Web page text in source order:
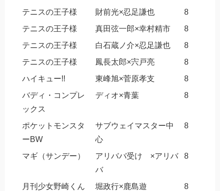
テニスの王子様
財前光×忍足謙也
8
テニスの王子様
真田弦一郎×幸村精市
8
テニスの王子様
白石蔵ノ介×忍足謙也
8
テニスの王子様
鳳長太郎×宍戸亮
8
ハイキュー!!
東峰旭×菅原孝支
8
バディ・コンプレ
ックス
ディオ×青葉 8
ポケットモンスタ
ーBW
サブウェイマスター中
心
8
マギ（サンデー）
アリババ受け ×アリバ
バ
8
月刊少女野崎くん 堀政行×鹿島遊
8